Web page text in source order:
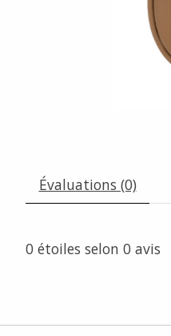
Évaluations (0)
0 étoiles selon 0 avis